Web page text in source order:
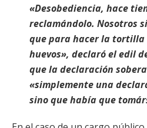
«Desobediencia, hace
reclamándolo. Nosotros
que para hacer la tortilla
huevos», declaró el edil
que la declaración
«simplemente una
sino que había que